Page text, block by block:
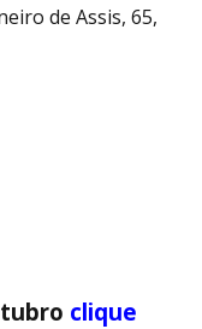
de Assis, 65,
clique